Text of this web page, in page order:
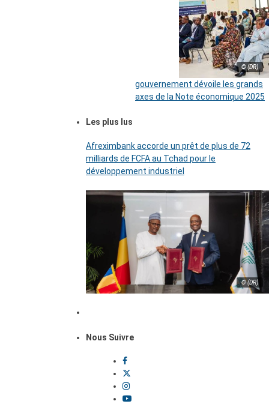
© (DR)
gouvernement dévoile les grands
axes de la Note économique 2025
Les plus lus
Afreximbank accorde un prêt de plus de 72
milliards de FCFA au Tchad pour le
développement industriel
© (DR)
Nous Suivre